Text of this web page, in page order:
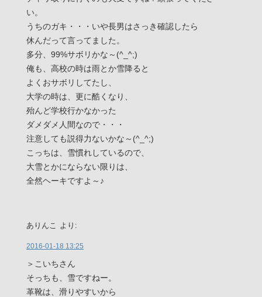
い。
うちのガキ・・・いや長男はさっき確認したら
休んだって言ってました。
多分、99%サボリかな～(^_^;)
俺も、高校の時は雨とか雪降ると
よくおサボリしてたし、
大学の時は、更に酷くなり、
殆んど学校行かなかった
ダメダメ人間なので・・・
注意しても説得力ないかな～(^_^;)
こっちは、雪慣れしているので、
大雪とかにならない限りは、
全然ヘーキですよ～♪
ありんこ より:
2016-01-18 13:25
＞こいちさん
そっちも、雪ですねー。
革靴は、滑りやすいから